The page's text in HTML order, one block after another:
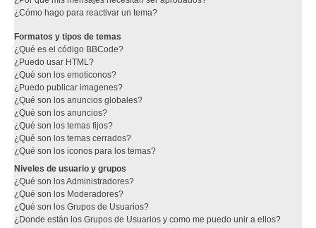
¿Cómo hago para reactivar un tema?
Formatos y tipos de temas
¿Qué es el código BBCode?
¿Puedo usar HTML?
¿Qué son los emoticonos?
¿Puedo publicar imagenes?
¿Qué son los anuncios globales?
¿Qué son los anuncios?
¿Qué son los temas fijos?
¿Qué son los temas cerrados?
¿Qué son los iconos para los temas?
Niveles de usuario y grupos
¿Qué son los Administradores?
¿Qué son los Moderadores?
¿Qué son los Grupos de Usuarios?
¿Donde están los Grupos de Usuarios y como me puedo unir a ellos?